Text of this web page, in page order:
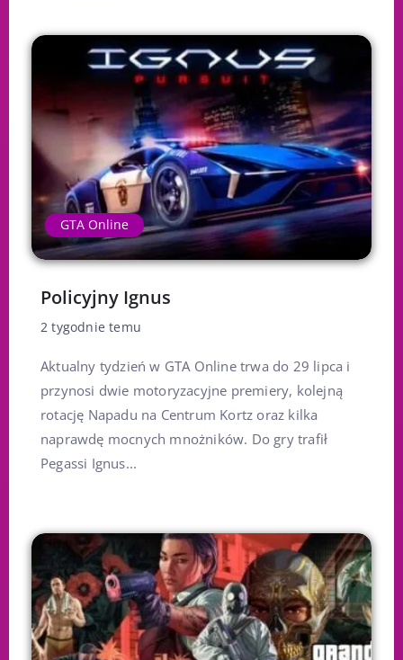
GTA Online
Policyjny Ignus
2 tygodnie temu
Aktualny tydzień w GTA Online trwa do 29 lipca i
przynosi dwie motoryzacyjne premiery, kolejną
rotację Napadu na Centrum Kortz oraz kilka
naprawdę mocnych mnożników. Do gry trafił
Pegassi Ignus...